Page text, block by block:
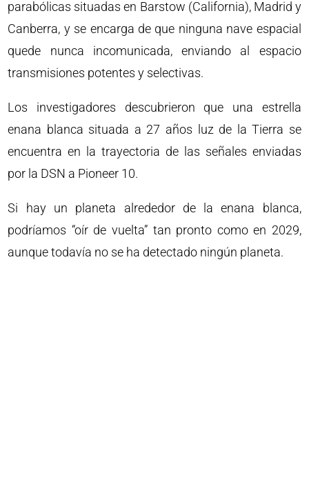
parabólicas situadas en Barstow (California), Madrid y
Canberra, y se encarga de que ninguna nave espacial
quede nunca incomunicada, enviando al espacio
transmisiones potentes y selectivas.
Los investigadores descubrieron que una estrella
enana blanca situada a 27 años luz de la Tierra se
encuentra en la trayectoria de las señales enviadas
por la DSN a Pioneer 10.
Si hay un planeta alrededor de la enana blanca,
podríamos “oír de vuelta” tan pronto como en 2029,
aunque todavía no se ha detectado ningún planeta.